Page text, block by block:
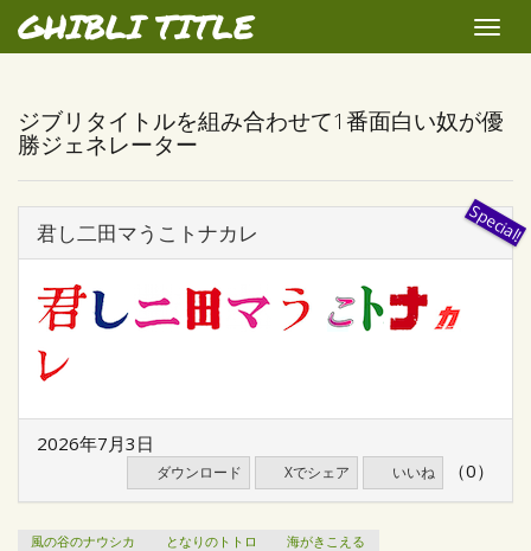
GHIBLI TITLE
Toggle
ジブリタイトルを組み合わせて1番面白い奴が優
勝ジェネレーター
君し二田マうこトナカレ
2026年7月3日
ダウンロード Xでシェア いいね （0）
風の谷のナウシカ となりのトトロ
海がきこえる